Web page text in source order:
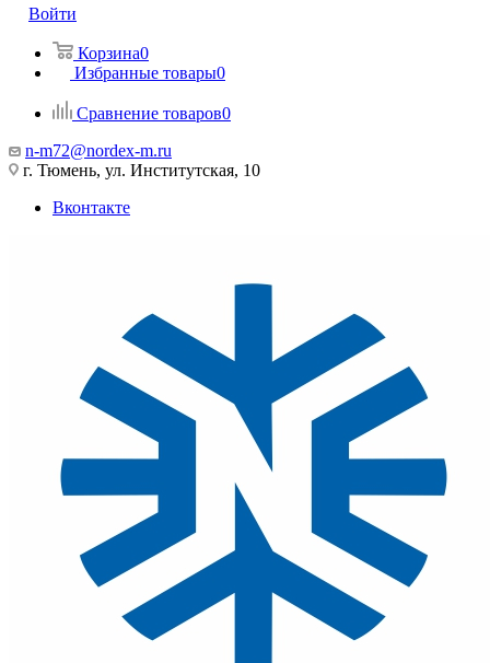
Войти
Корзина0
Избранные товары0
Сравнение товаров0
n-m72@nordex-m.ru
г. Тюмень, ул. Институтская, 10
Вконтакте